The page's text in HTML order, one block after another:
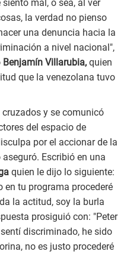
mal, o sea, al ver
la verdad no pienso
una denuncia hacia la
a nivel nacional",
Benjamín Villarubia, quien
que la venezolana tuvo
y se comunicó
del espacio de
por el accionar de la
Escribió en una
quien le dijo lo siguiente:
en tu programa procederé
la actitud, soy la burla
prosiguió con: "Peter
discriminado, he sido
no es justo procederé